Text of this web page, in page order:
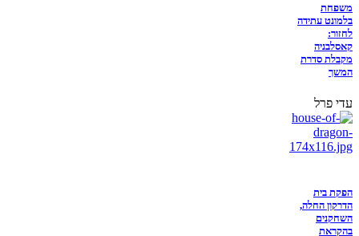
משפחת
בלמונט עתידה
לחזור:
קאסלבניה
מקבלת סדרת
המשך
עדי פרל
הפקת בית
הדרקון החלה,
השחקנים
בהקראת